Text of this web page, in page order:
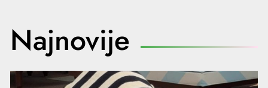
Najnovije